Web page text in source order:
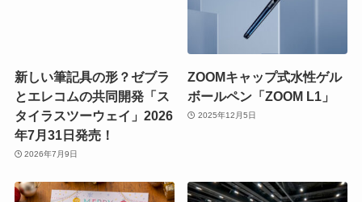
新しい筆記具の形？ゼブラ
とエレコムの共同開発「ス
タイラスツーウェイ」2026
年7月31日発売！
2026年7月9日
ZOOMキャップ式水性ゲル
ボールペン「ZOOM L1」
2025年12月5日